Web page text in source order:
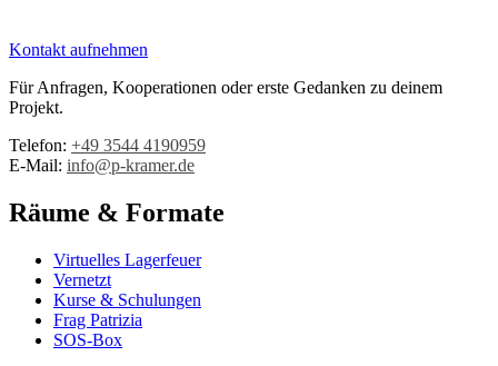
Kontakt aufnehmen
Für Anfragen, Kooperationen oder erste Gedanken zu deinem
Projekt.
Telefon: +49 3544 4190959‬
E-Mail: info@p-kramer.de
Räume & Formate
Virtuelles Lagerfeuer
Vernetzt
Kurse & Schulungen
Frag Patrizia
SOS-Box